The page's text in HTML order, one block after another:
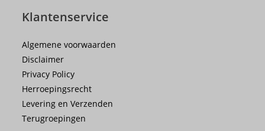
Klantenservice
Algemene voorwaarden
Disclaimer
Privacy Policy
Herroepingsrecht
Levering en Verzenden
Terugroepingen